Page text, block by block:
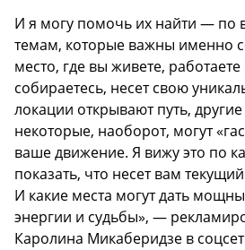
И я могу помочь их найти — по
темам, которые важны именно
место, где вы живете, работаете
собираетесь, несет свою
локации открывают путь,
некоторые, наоборот, могут
ваше движение. Я вижу это по
показать, что несет вам
И какие места могут дать
энергии и судьбы», —
Каролина Микаберидзе в